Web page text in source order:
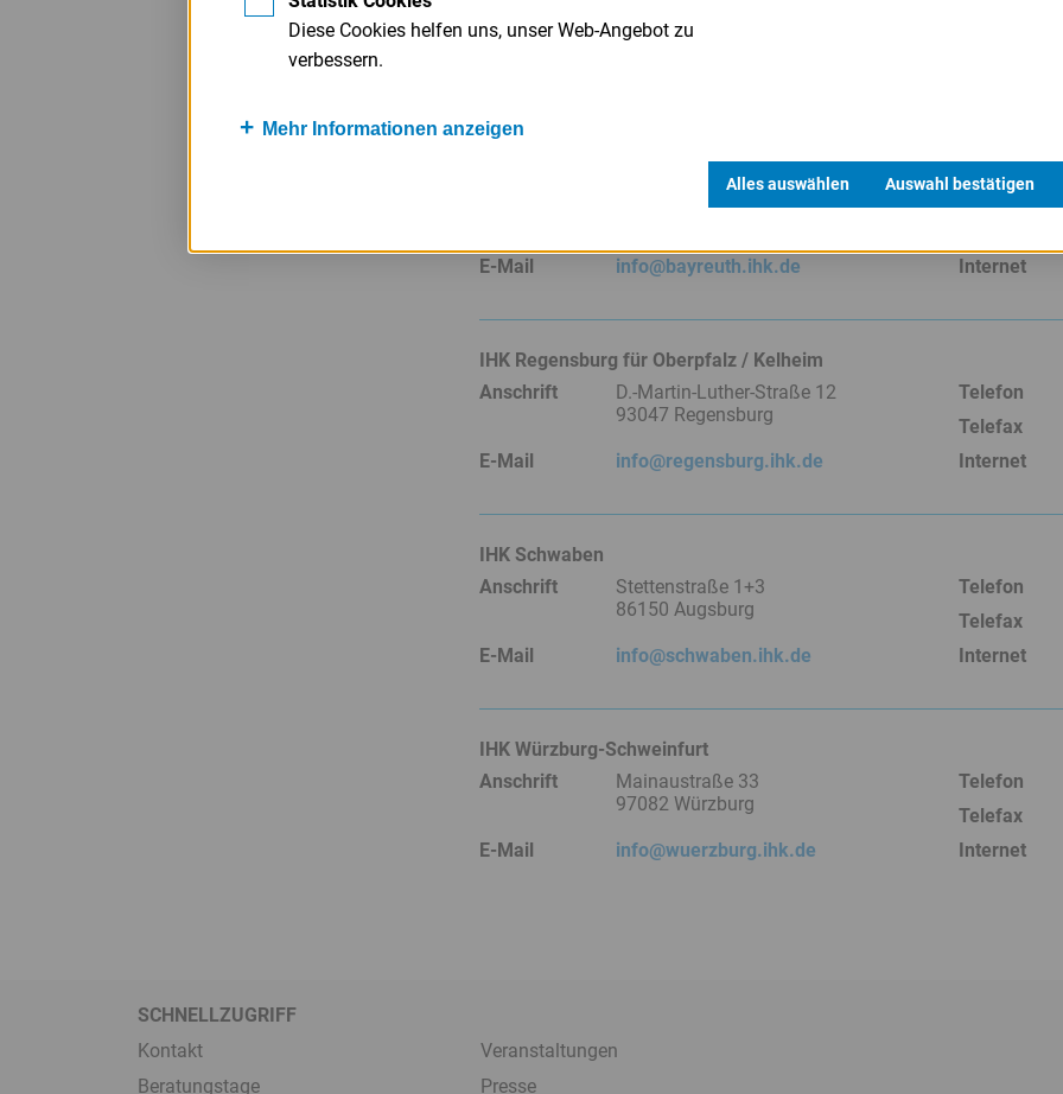
90403 Nürnberg
IHK für Oberfranken Bayreuth
Bahnhofstr. 25
Telefon
E-Mail
info@bayreuth.ihk.de Internet
IHK Regensburg für Oberpfalz / Kelheim
Anschrift
D.-Martin-Luther-Straße 12
93047 Regensburg
Telefon
Telefax
E-Mail
info@regensburg.ihk.de Internet
IHK Schwaben
Anschrift
Stettenstraße 1+3
86150 Augsburg
Telefon
Telefax
E-Mail
info@schwaben.ihk.de Internet
IHK Würzburg-Schweinfurt
Anschrift
Mainaustraße 33
97082 Würzburg
Telefon
Telefax
E-Mail
info@wuerzburg.ihk.de Internet
SCHNELLZUGRIFF
Kontakt
Veranstaltungen
Beratungstage
Presse
Diese Cookies helfen uns, unser Web-Angebot zu
verbessern.
Mehr Informationen anzeigen
Alles auswählen Auswahl bestätigen